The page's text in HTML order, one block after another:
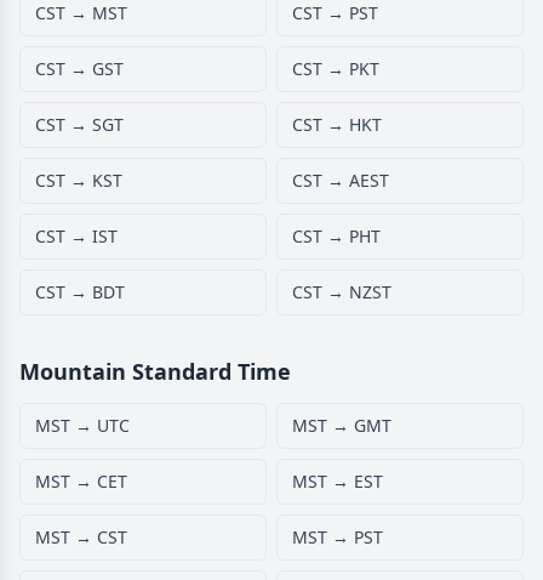
CST → MST CST → PST
CST → GST CST → PKT
CST → SGT CST → HKT
CST → KST CST → AEST
CST → IST CST → PHT
CST → BDT CST → NZST
Mountain Standard Time
MST → UTC MST → GMT
MST → CET MST → EST
MST → CST MST → PST